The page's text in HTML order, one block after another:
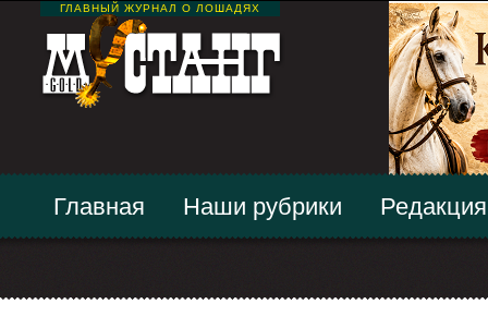
ГЛАВНЫЙ ЖУРНАЛ О ЛОШАДЯХ
Главная Наши рубрики Редакция